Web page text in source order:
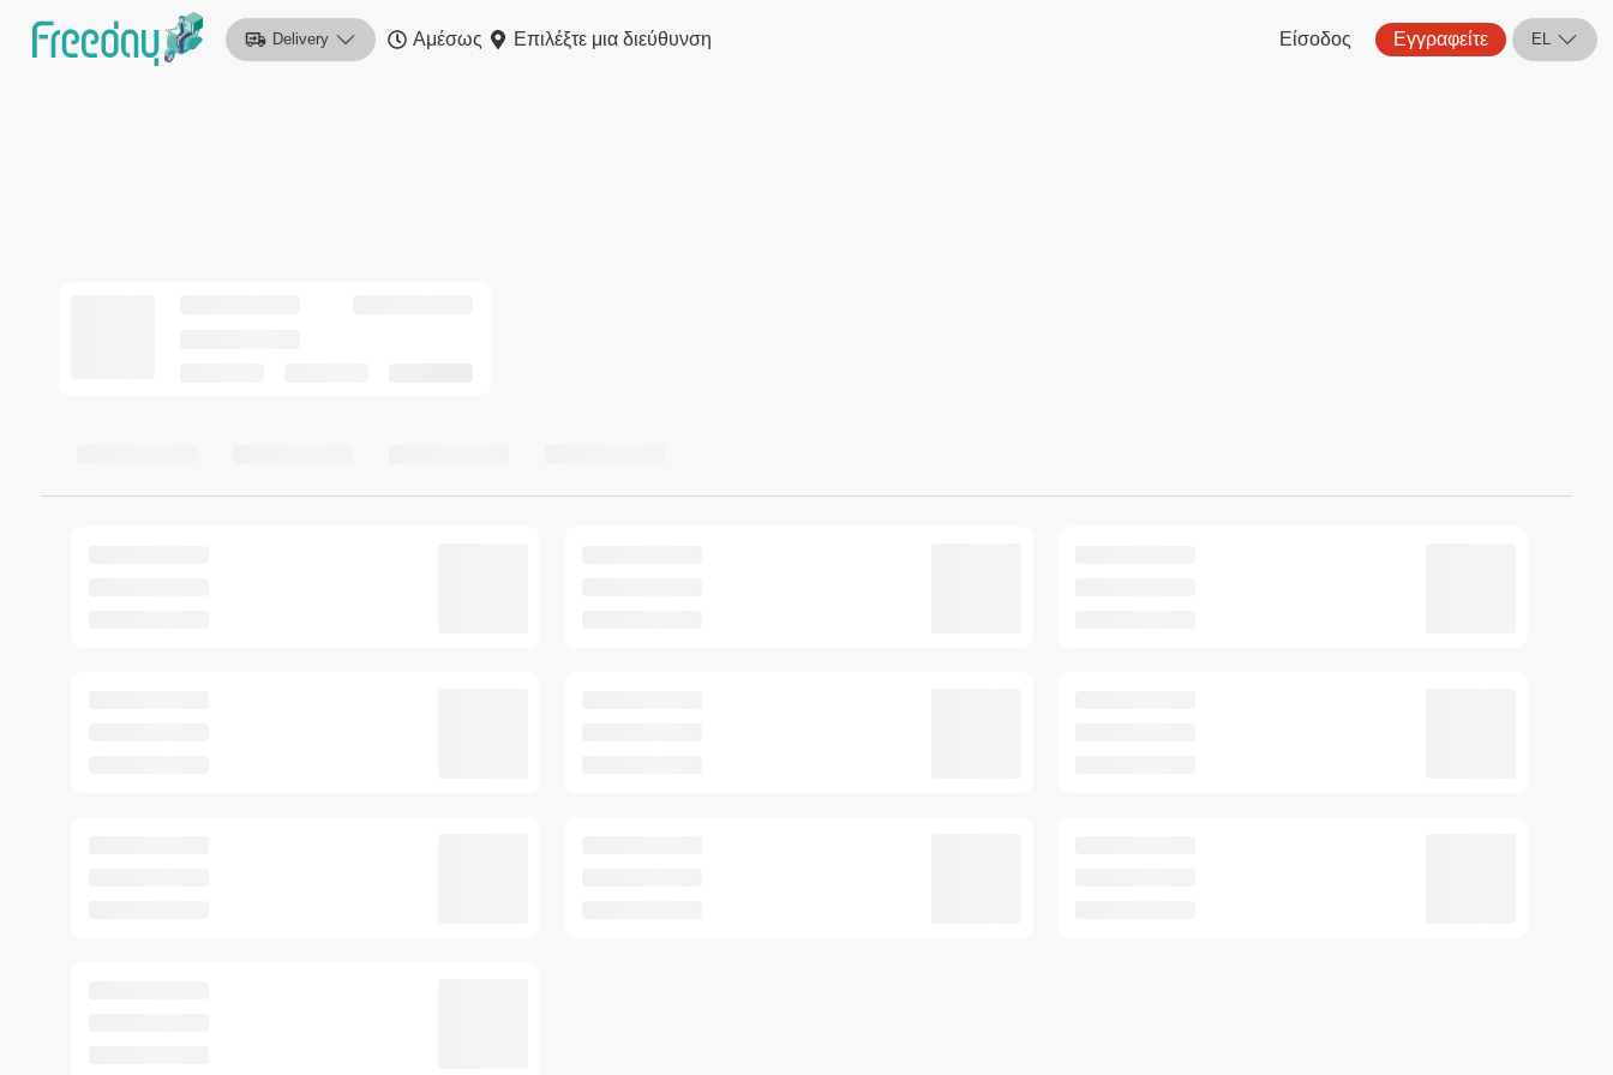
Delivery Αμέσως Επιλέξτε μια διεύθυνση Είσοδος Εγγραφείτε EL